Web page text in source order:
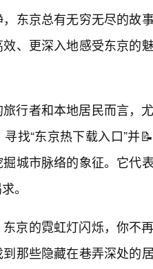
东京总有无穷无尽的故
、更深入地感受东京的
行者和本地居民而言，
找“东京热下载入口”并
城市脉络的象征。它代
。
京的霓虹灯闪烁，你不
那些隐藏在巷弄深处的